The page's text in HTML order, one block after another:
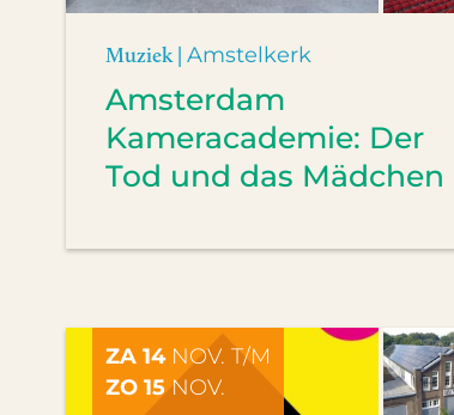
Muziek | Amstelkerk
Amsterdam
Kameracademie: Der
Tod und das Mädchen
ZA 14NOV. T/M
ZO 15NOV.